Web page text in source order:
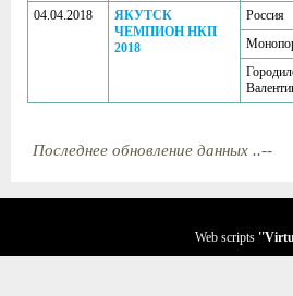
04.04.2018
ЯКУТСК
ЧЕМПИОН НКП
2018
Россия
Последнее обновление данных ..--
Web scripts